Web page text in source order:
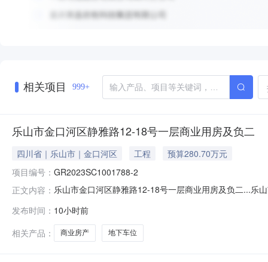
相关项目 999+
乐山市金口河区静雅路12-18号一层商业用房及负二
四川省｜乐山市｜金口河区 工程
预算280.70万元
项目编号： GR2023SC1001788-2
正文内容： 乐山市金口河区静雅路12-18号一层商业用房及负二...乐
否联合转让否挂牌截止日期2026-08-14是否允许联合受
发布时间： 10小时前
相关产品：
商业房产 地下车位